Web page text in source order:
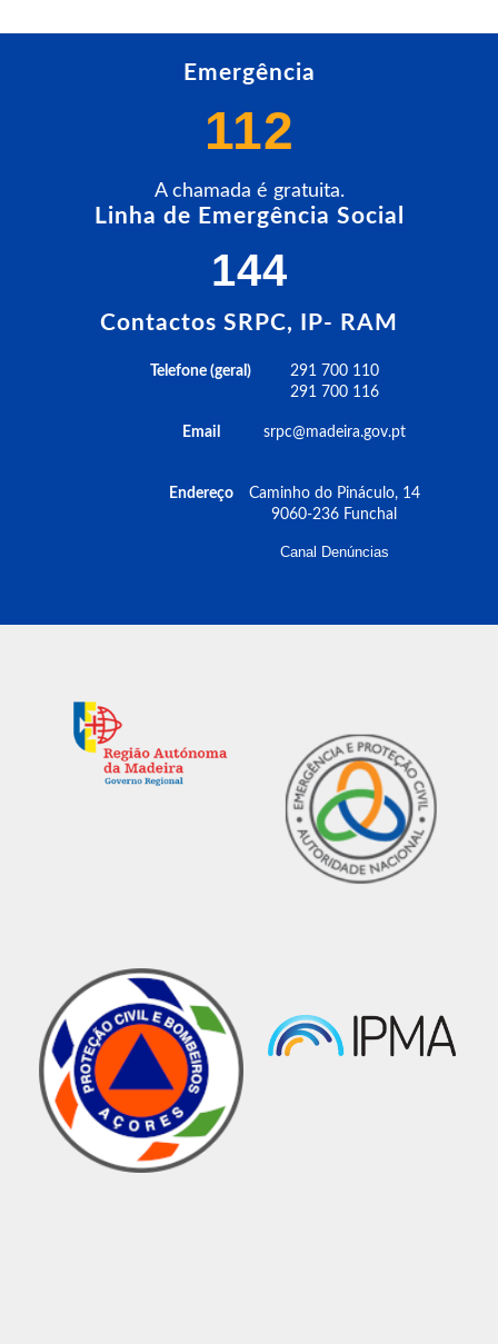
Emergência
112
A chamada é gratuita.
Linha de Emergência Social
144
Contactos SRPC, IP- RAM
Telefone (geral)
Email
Endereço
291 700 110
291 700 116
srpc@madeira.gov.pt
Caminho do Pináculo, 14
9060-236 Funchal
Canal Denúncias